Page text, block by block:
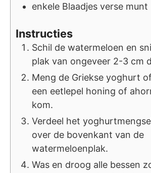
enkele Blaadjes verse munt
Instructies
Schil de watermeloen en
plak van ongeveer 2-3 cm
Meng de Griekse yoghurt
een eetlepel honing of
kom.
Verdeel het
over de bovenkant van de
watermeloenplak.
Was en droog alle bessen